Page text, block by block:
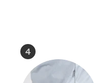
4